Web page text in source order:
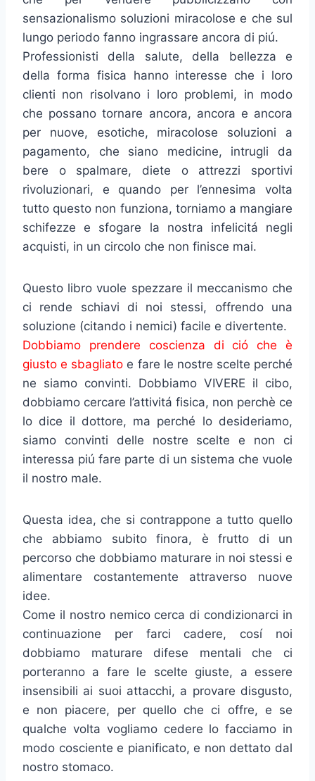
sensazionalismo soluzioni miracolose e che sul
lungo periodo fanno ingrassare ancora di piú.
Professionisti della salute, della bellezza e
della forma fisica hanno interesse che i loro
clienti non risolvano i loro problemi, in modo
che possano tornare ancora, ancora e ancora
per nuove, esotiche, miracolose soluzioni a
pagamento, che siano medicine, intrugli da
bere o spalmare, diete o attrezzi sportivi
rivoluzionari, e quando per l’ennesima volta
tutto questo non funziona, torniamo a mangiare
schifezze e sfogare la nostra infelicitá negli
acquisti, in un circolo che non finisce mai.
Questo libro vuole spezzare il meccanismo che
ci rende schiavi di noi stessi, offrendo una
soluzione (citando i nemici) facile e divertente.
Dobbiamo prendere coscienza di ció che è
giusto e sbagliato e fare le nostre scelte perché
ne siamo convinti. Dobbiamo VIVERE il cibo,
dobbiamo cercare l’attivitá fisica, non perchè ce
lo dice il dottore, ma perché lo desideriamo,
siamo convinti delle nostre scelte e non ci
interessa piú fare parte di un sistema che vuole
il nostro male.
Questa idea, che si contrappone a tutto quello
che abbiamo subito finora, è frutto di un
percorso che dobbiamo maturare in noi stessi e
alimentare costantemente attraverso nuove
idee.
Come il nostro nemico cerca di condizionarci in
continuazione per farci cadere, cosí noi
dobbiamo maturare difese mentali che ci
porteranno a fare le scelte giuste, a essere
insensibili ai suoi attacchi, a provare disgusto,
e non piacere, per quello che ci offre, e se
qualche volta vogliamo cedere lo facciamo in
modo cosciente e pianificato, e non dettato dal
nostro stomaco.